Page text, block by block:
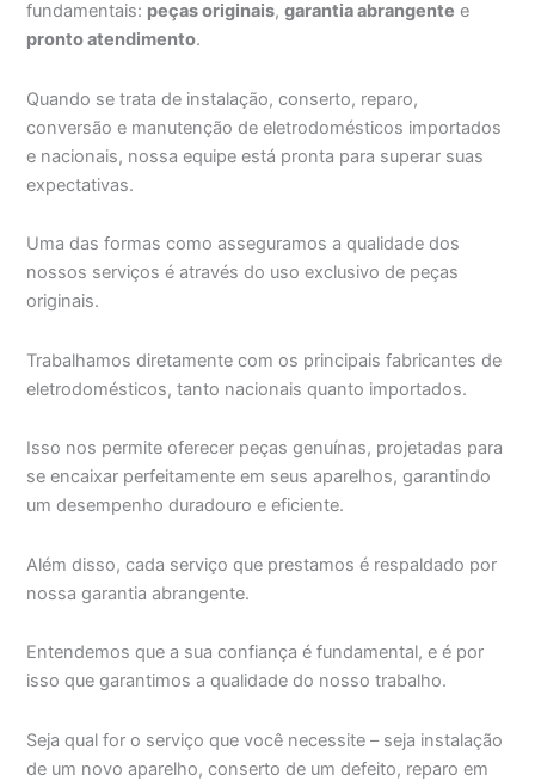
fundamentais: peças originais,garantia abrangente e
pronto atendimento.
Quando se trata de instalação, conserto, reparo,
conversão e manutenção de eletrodomésticos importados
e nacionais, nossa equipe está pronta para superar suas
expectativas.
Uma das formas como asseguramos a qualidade dos
nossos serviços é através do uso exclusivo de peças
originais.
Trabalhamos diretamente com os principais fabricantes de
eletrodomésticos, tanto nacionais quanto importados.
Isso nos permite oferecer peças genuínas, projetadas para
se encaixar perfeitamente em seus aparelhos, garantindo
um desempenho duradouro e eficiente.
Além disso, cada serviço que prestamos é respaldado por
nossa garantia abrangente.
Entendemos que a sua confiança é fundamental, e é por
isso que garantimos a qualidade do nosso trabalho.
Seja qual for o serviço que você necessite – seja instalação
de um novo aparelho, conserto de um defeito, reparo em